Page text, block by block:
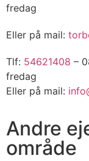
fredag
Eller på mail:
Tlf: 54621408 –
fredag
Eller på mail:
Andre
område